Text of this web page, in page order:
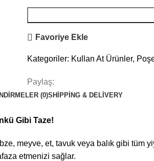
Favoriye Ekle
Kategoriler: Kullan At Ürünler,
Paylaş:
(0)SHIPPING & DELIVERY
Gibi Taze!
meyve, et, tavuk veya balık gibi
etmenizi sağlar.